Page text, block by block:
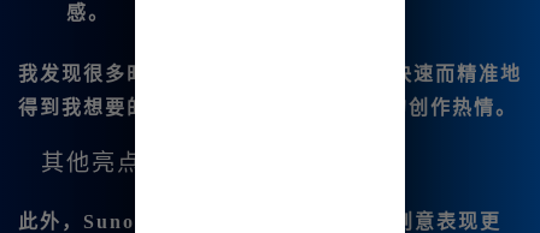
感。
我发现很多时候，通过与AI的互动可以快速而精准地
得到我想要的效果，这种体验推动了我的创作热情。
其他亮点
此外， Suno V3.5音乐.生成功能让我的创意表现更